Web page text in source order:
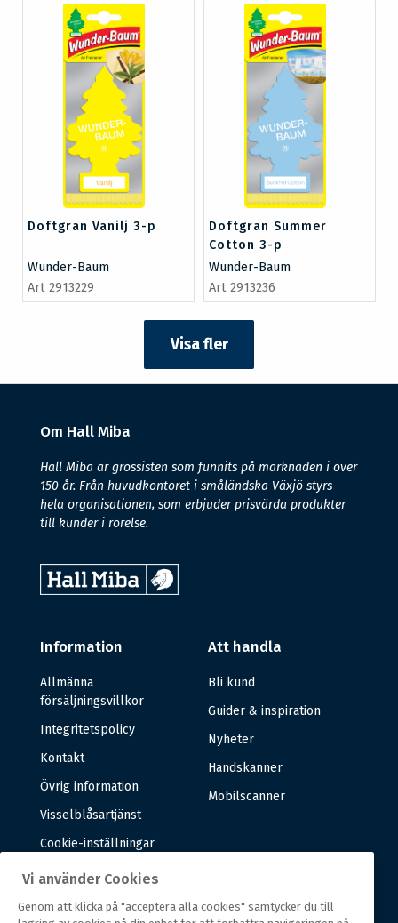
Doftgran Vanilj 3-p
Wunder-Baum
Art 2913229
Doftgran Summer
Cotton 3-p
Wunder-Baum
Art 2913236
Visa fler
Om Hall Miba
Hall Miba är grossisten som funnits på marknaden i över
150 år. Från huvudkontoret i småländska Växjö styrs
hela organisationen, som erbjuder prisvärda produkter
till kunder i rörelse.
Information
Allmänna
försäljningsvillkor
Integritetspolicy
Kontakt
Övrig information
Visselblåsartjänst
Cookie-inställningar
Att handla
Bli kund
Guider & inspiration
Nyheter
Handskanner
Mobilscanner
Vi använder Cookies
Genom att klicka på "acceptera alla cookies" samtycker du till